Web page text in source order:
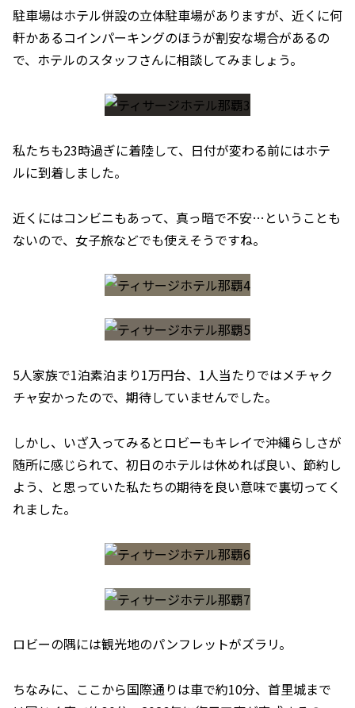
駐車場はホテル併設の立体駐車場がありますが、近くに何
軒かあるコインパーキングのほうが割安な場合があるの
で、ホテルのスタッフさんに相談してみましょう。
私たちも23時過ぎに着陸して、日付が変わる前にはホテ
ルに到着しました。
近くにはコンビニもあって、真っ暗で不安…ということも
ないので、女子旅などでも使えそうですね。
5人家族で1泊素泊まり1万円台、1人当たりではメチャク
チャ安かったので、期待していませんでした。
しかし、いざ入ってみるとロビーもキレイで沖縄らしさが
随所に感じられて、初日のホテルは休めれば良い、節約し
よう、と思っていた私たちの期待を良い意味で裏切ってく
れました。
ロビーの隅には観光地のパンフレットがズラリ。
ちなみに、ここから国際通りは車で約10分、首里城まで